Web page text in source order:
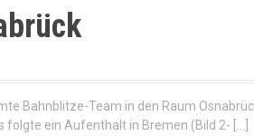
Bahnblitze-Team in den Raum
ein Aufenthalt in Bremen (Bild 2- […]